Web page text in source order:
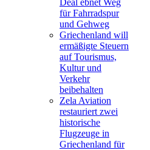
Deal ebnet Weg
für Fahrradspur
und Gehweg
Griechenland will
ermäßigte Steuern
auf Tourismus,
Kultur und
Verkehr
beibehalten
Zela Aviation
restauriert zwei
historische
Flugzeuge in
Griechenland für